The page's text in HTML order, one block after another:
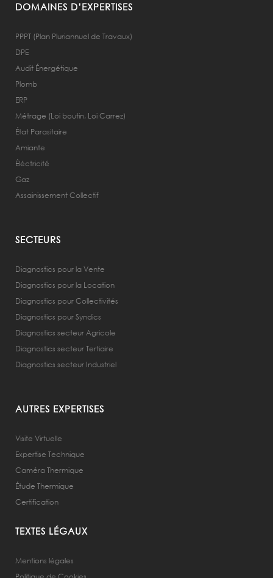
DOMAINES D’EXPERTISES
PPPT (Plan Pluriannuel de Travaux)
DPE
Audit Énergétique
Plomb
ERP
Métrage (Loi boutin, Loi Carrez)
État Parasitaire
Amiante
Éléctricité
Gaz
Assainissement Collectif
SECTEURS
Diagnostics pour la Vente
Diagnostics pour la Location
Diagnostics pour Collectivités
Diagnostics pour Syndics
Diagnostics secteur Agricole
Diagnostics secteur Tertiaire
Diagnostics secteur Industriel
AUTRES EXPERTISES
Visite Virtuelle
Expertise Technique
Caméra Thermique
Étude Thermique
Certification
TEXTES LÉGAUX
Mentions légales